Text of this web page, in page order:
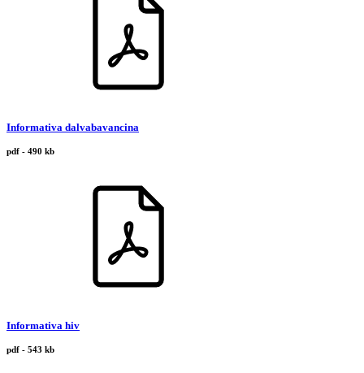
Informativa dalvabavancina
pdf - 490 kb
Informativa hiv
pdf - 543 kb